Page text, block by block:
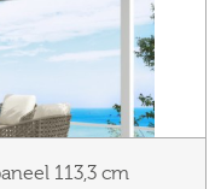
113,3 cm